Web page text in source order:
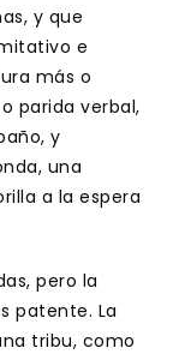
y que
e
más o
parida verbal,
y
una
a la espera
pero la
patente. La
tribu, como